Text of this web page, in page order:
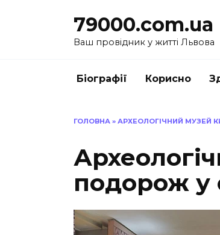
79000.com.ua
Ваш провідник у житті Львова
Біографії Корисно
ГОЛОВНА » АРХЕОЛОГІЧНИЙ МУЗЕЙ
подорож у